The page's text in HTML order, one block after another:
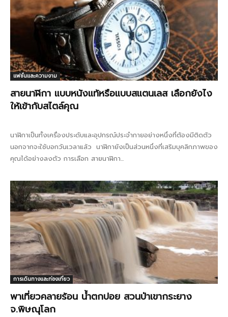
แฟชั่นและความงาม
สายนาฬิกา แบบหนังแท้หรือแบบสแตนเลส เลือกยังไง
ให้เข้ากับสไตล์คุณ
นาฬิกาเป็นทั้งเครื่องประดับและอุปกรณ์ประจำกายอย่างหนึ่งที่ต้องมีติดตัว
นอกจากจะใช้บอกวันเวลาแล้ว นาฬิกายังเป็นส่วนหนึ่งที่เสริมบุคลิกภาพของ
คุณได้อย่างลงตัว การเลือก สายนาฬิกา...
การเดินทางและท่องเที่ยว
พาเที่ยวคลายร้อน น้ำตกปอย สวนป่าเขากระยาง
จ.พิษณุโลก